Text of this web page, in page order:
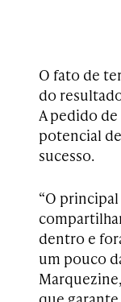
O fato de
do
A pedido de
potencial
sucesso.
“O
dentro e
um pouco